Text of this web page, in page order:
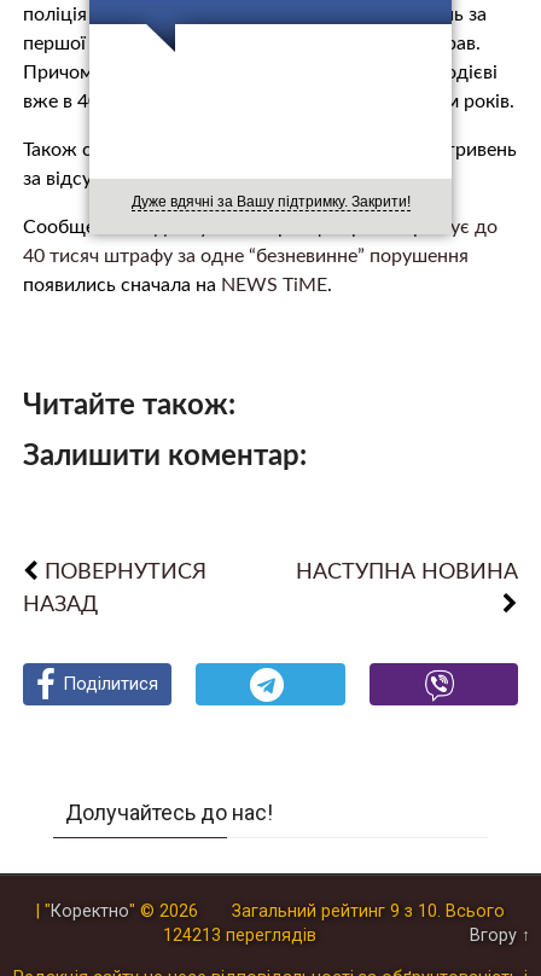
Дуже вдячні за Вашу підтримку. Закрити!
поліція штрафує таких громадян на 3400 гривень за
першої ж зупинки за ст.126 КУпАП за їзду без прав.
Причому повторне порушення може обійтися водієві
вже в 40 800 гривень з позбавленням прав на сім років.
Також скутериста можуть оштрафувати на 850 гривень
за відсутність реєстрації транспортного засобу.
Сообщение
Водіям у селах і райцентрах загрожує до
40 тисяч штрафу за одне “безневинне” порушення
появились сначала на NEWS TiME.
Читайте також:
Залишити коментар:
ПОВЕРНУТИСЯ
НАЗАД
НАСТУПНА НОВИНА
Поділитися
Поділитися
Поділитися
Долучайтесь до нас!
| "Коректно" © 2026 Загальний рейтинг 9 з 10. Всього
124213 переглядів Вгору ↑